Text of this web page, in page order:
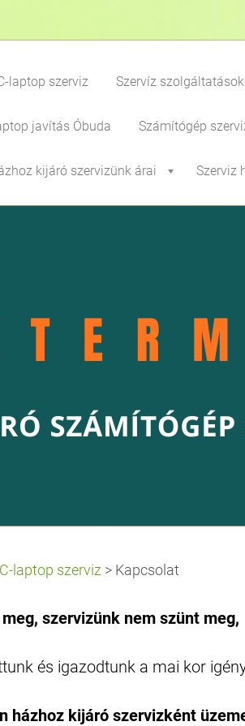
laptop szerviz Szervíz szolgáltatások
javítás Óbuda Számítógép
kijáró szervizünk árai Szerviz
laptop szerviz > Kapcsolat
szervizünk nem szünt meg,
és igazodtunk a mai kor
házhoz kijáró szervizként